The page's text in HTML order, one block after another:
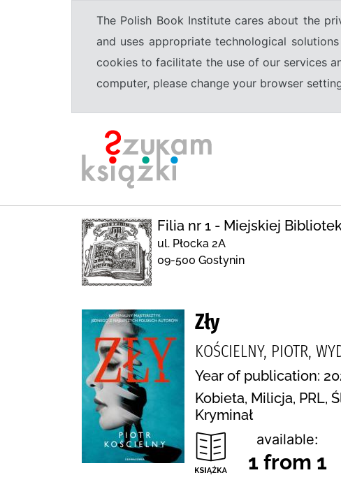
The Polish Book Institute cares about the
and uses appropriate technological
cookies to facilitate the use of our services
computer, please change your browser
Filia nr 1 - Miejskiej
ul. Płocka 2A
09-500 Gostynin
Zły
KOŚCIELNY, PIOTR,
Year of publication:
Kobieta, Milicja, PRL,
Kryminał
available:
1 from 1